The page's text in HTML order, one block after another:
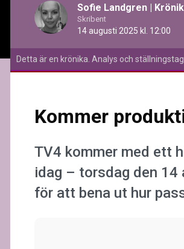
Sofie Landgren |
Skribent
14 augusti 2025 kl. 12:00
Detta är en krönika. Analys och
Kommer
TV4 kommer med ett
idag – torsdag den 14
för att bena ut hur